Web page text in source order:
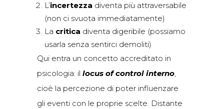
L’incertezza diventa più attraversabile
(non ci svuota immediatamente)
La critica diventa digeribile (possiamo
usarla senza sentirci demoliti)
Qui entra un concetto accreditato in
psicologia: il locus of control interno,
cioè la percezione di poter influenzare
gli eventi con le proprie scelte. Distante